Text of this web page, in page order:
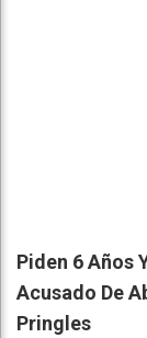
Piden 6 Años
Acusado De
Pringles